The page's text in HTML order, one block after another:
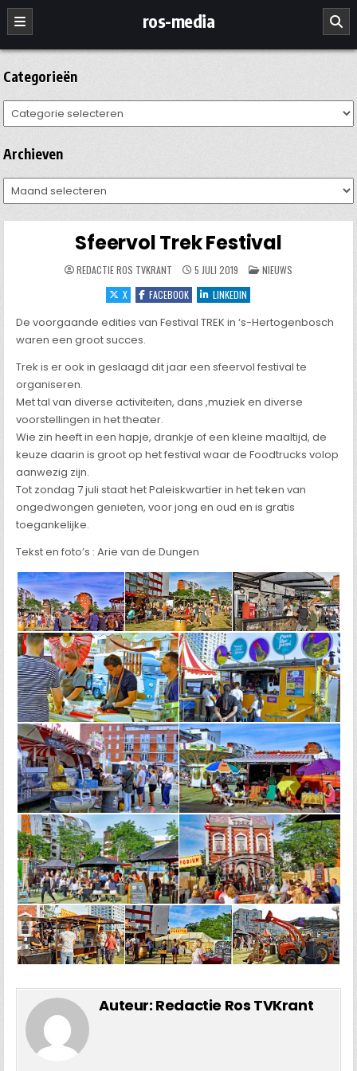
Ga
naar
de
inhoud
ros-media
Categorieën
Categorieën
Archieven
Archieven
Sfeervol Trek Festival
REDACTIE ROS TVKRANT 5 JULI 2019 GEPLAATST
IN
NIEUWS
X
FACEBOOK LINKEDIN
De voorgaande edities van Festival TREK in ‘s-Hertogenbosch
waren een groot succes.
Trek is er ook in geslaagd dit jaar een sfeervol festival te
organiseren.
Met tal van diverse activiteiten, dans ,muziek en diverse
voorstellingen in het theater.
Wie zin heeft in een hapje, drankje of een kleine maaltijd, de
keuze daarin is groot op het festival waar de Foodtrucks volop
aanwezig zijn.
Tot zondag 7 juli staat het Paleiskwartier in het teken van
ongedwongen genieten, voor jong en oud en is gratis
toegankelijke.
Tekst en foto’s : Arie van de Dungen
Auteur: Redactie Ros TVKrant